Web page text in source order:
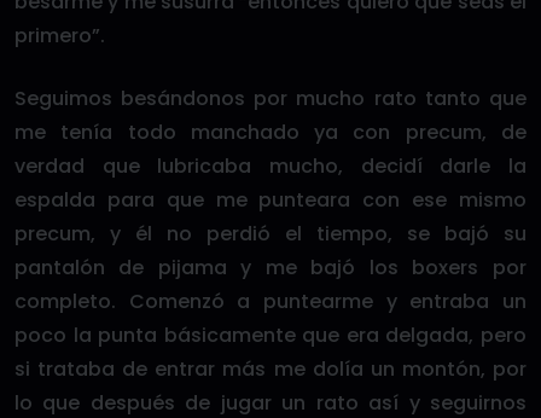
primero”.
Seguimos besándonos por mucho rato tanto que
me tenía todo manchado ya con precum, de
verdad que lubricaba mucho, decidí darle la
espalda para que me punteara con ese mismo
precum, y él no perdió el tiempo, se bajó su
pantalón de pijama y me bajó los boxers por
completo. Comenzó a puntearme y entraba un
poco la punta básicamente que era delgada, pero
si trataba de entrar más me dolía un montón, por
lo que después de jugar un rato así y seguirnos